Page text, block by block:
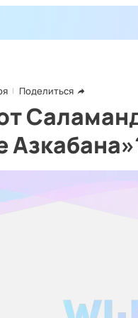
Поделиться